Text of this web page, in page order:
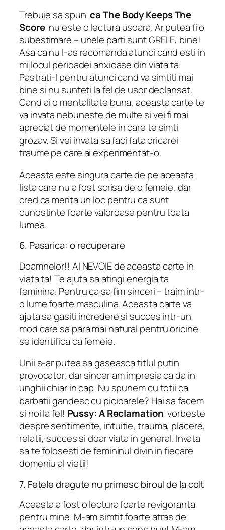
Trebuie sa spunca The Body Keeps The
Scorenu este o lectura usoara. Ar putea fi o
subestimare – unele parti sunt GRELE, bine!
Asa ca nu l-as recomanda atunci cand esti in
mijlocul perioadei anxioase din viata ta.
Pastrati-l pentru atunci cand va simtiti mai
bine si nu sunteti la fel de usor declansat.
Cand ai o mentalitate buna, aceasta carte te
va invata nebuneste de multe si vei fi mai
apreciat de momentele in care te simti
grozav. Si vei invata sa faci fata oricarei
traume pe care ai experimentat-o.
Aceasta este singura carte de pe aceasta
lista care nu a fost scrisa de o femeie, dar
cred ca merita un loc pentru ca sunt
cunostinte foarte valoroase pentru toata
lumea.
6. Pasarica: o recuperare
Doamnelor!! AI NEVOIE de aceasta carte in
viata ta! Te ajuta sa atingi energia ta
feminina. Pentru ca sa fim sinceri – traim intr-
o lume foarte masculina. Aceasta carte va
ajuta sa gasiti incredere si succes intr-un
mod care sa para mai natural pentru oricine
se identifica ca femeie.
Unii s-ar putea sa gaseasca titlul putin
provocator, dar sincer am impresia ca da in
unghii chiar in cap. Nu spunem cu totii ca
barbatii gandesc cu picioarele? Hai sa facem
si noi la fel! Pussy: A Reclamation vorbeste
despre sentimente, intuitie, trauma, placere,
relatii, succes si doar viata in general. Invata
sa te folosesti de femininul divin in fiecare
domeniu al vietii!
7. Fetele dragute nu primesc biroul de la colt
Aceasta a fost o lectura foarte revigoranta
pentru mine. M-am simtit foarte atras de